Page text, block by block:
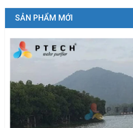
SẢN PHẨM MỚI